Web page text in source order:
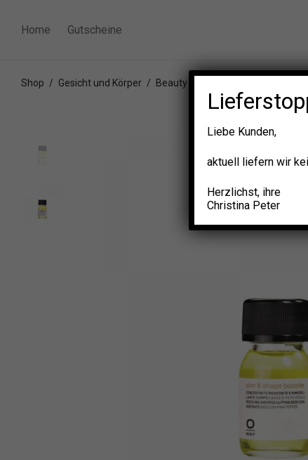
Home Gutscheine
Shop / Gesicht und Körper / Beauty
Liebe Kunden,
aktuell liefern wir
Herzlichst, ihre
Christina Peter